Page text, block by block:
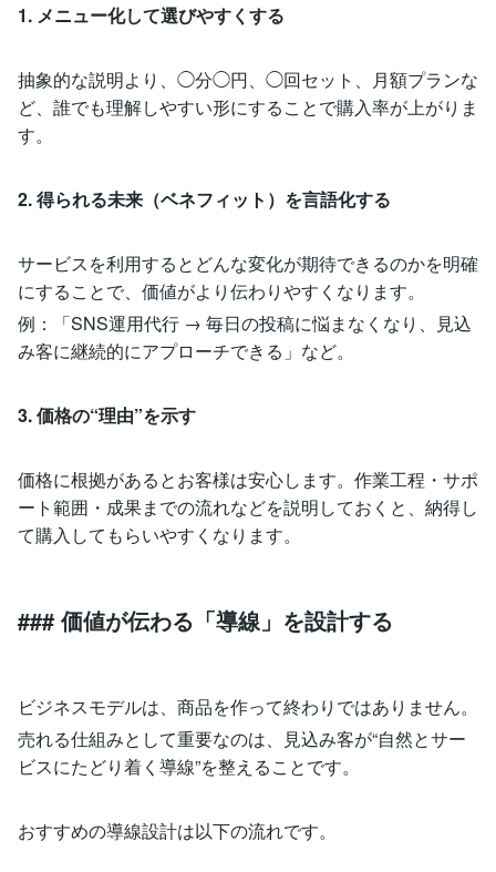
1. メニュー化して選びやすくする
抽象的な説明より、◯分◯円、◯回セット、月額プランな
ど、誰でも理解しやすい形にすることで購入率が上がりま
す。
2. 得られる未来（ベネフィット）を言語化する
サービスを利用するとどんな変化が期待できるのかを明確
にすることで、価値がより伝わりやすくなります。
例：「SNS運用代行 → 毎日の投稿に悩まなくなり、見込
み客に継続的にアプローチできる」など。
3. 価格の“理由”を示す
価格に根拠があるとお客様は安心します。作業工程・サポ
ート範囲・成果までの流れなどを説明しておくと、納得し
て購入してもらいやすくなります。
### 価値が伝わる「導線」を設計する
ビジネスモデルは、商品を作って終わりではありません。
売れる仕組みとして重要なのは、見込み客が“自然とサー
ビスにたどり着く導線”を整えることです。
おすすめの導線設計は以下の流れです。